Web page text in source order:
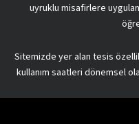
uyruklu misafirlere
Sitemizde yer alan tesis
kullanım saatleri dönemsel